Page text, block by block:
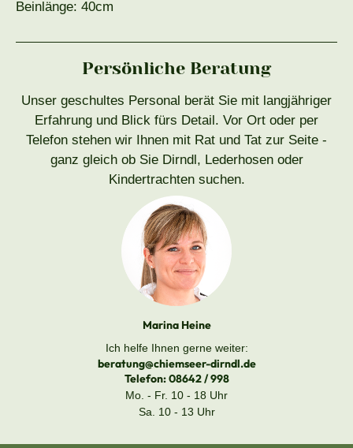
Beinlänge: 40cm
Persönliche Beratung
Unser geschultes Personal berät Sie mit langjähriger
Erfahrung und Blick fürs Detail. Vor Ort oder per
Telefon stehen wir Ihnen mit Rat und Tat zur Seite -
ganz gleich ob Sie Dirndl, Lederhosen oder
Kindertrachten suchen.
Marina Heine
Ich helfe Ihnen gerne weiter:
beratung@chiemseer-dirndl.de
Telefon:08642 / 998
Mo. - Fr. 10 - 18 Uhr
Sa. 10 - 13 Uhr